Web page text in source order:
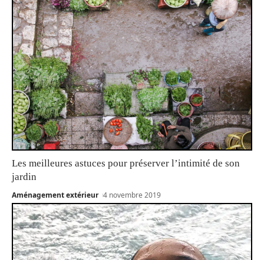
Les meilleures astuces pour préserver l’intimité de son
jardin
Aménagement extérieur 4 novembre 2019